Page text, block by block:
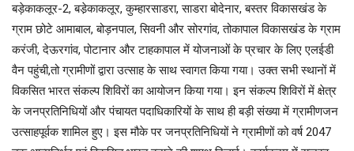
बड़ेकाकलूर-2, बडे़काकलूर, कुम्हारसाडरा, साडरा बोदेनार, बस्तर विकासखंड के
ग्राम छोटे आमाबाल, बोड़नपाल, सिवनी और सोरगांव, तोकापाल विकासखंड के ग्राम
करंजी, देऊरगांव, पोटानार और टाहकापाल में योजनाओं के प्रचार के लिए एलईडी
वैन पहुंची,तो ग्रामीणों द्वारा उत्साह के साथ स्वागत किया गया। उक्त सभी स्थानों में
विकसित भारत संकल्प शिविरों का आयोजन किया गया। इन संकल्प शिविरों में क्षेत्र
के जनप्रतिनिधियों और पंचायत पदाधिकारियों के साथ ही बड़ी संख्या में ग्रामीणजन
उत्साहपूर्वक शामिल हुए। इस मौके पर जनप्रतिनिधियों ने ग्रामीणों को वर्ष 2047